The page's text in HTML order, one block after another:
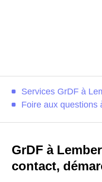
Services GrDF à
Foire aux questions
GrDF à
contact,